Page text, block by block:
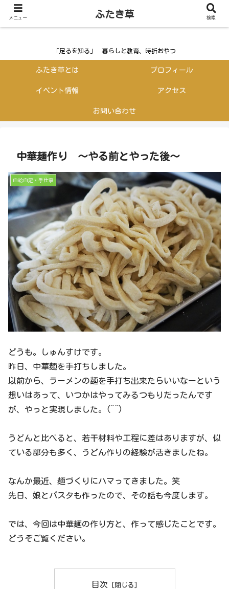
ふたき草
「足るを知る」 暮らしと教育、時折おやつ
ふたき草とは プロフィール
イベント情報 アクセス
お問い合わせ
中華麺作り ～やる前とやった後～
自給自足・手仕事
どうも。しゅんすけです。
昨日、中華麺を手打ちしました。
以前から、ラーメンの麺を手打ち出来たらいいなーという
想いはあって、いつかはやってみるつもりだったんです
が、やっと実現しました。(^^)
うどんと比べると、若干材料や工程に差はありますが、似
ている部分も多く、うどん作りの経験が活きましたね。
なんか最近、麺づくりにハマってきました。笑
先日、娘とパスタも作ったので、その話も今度します。
では、今回は中華麺の作り方と、作って感じたことです。
どうぞご覧ください。
目次
メニュー ふたき草 検索